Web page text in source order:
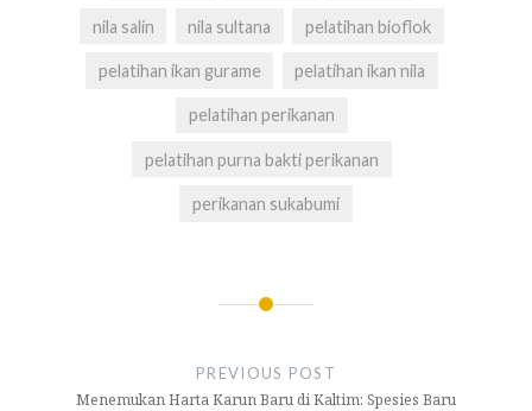
nila salin nila sultana pelatihan bioflok
pelatihan ikan gurame pelatihan ikan nila
pelatihan perikanan
pelatihan purna bakti perikanan
perikanan sukabumi
PREVIOUS POST
Menemukan Harta Karun Baru di Kaltim: Spesies Baru